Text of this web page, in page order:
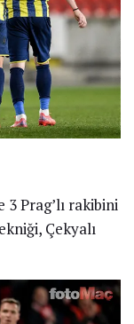
Prag’lı rakibini
Çekyalı